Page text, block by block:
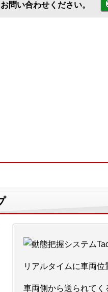
問い合わせください。
リアルタイムに車両位
車両側から送られて